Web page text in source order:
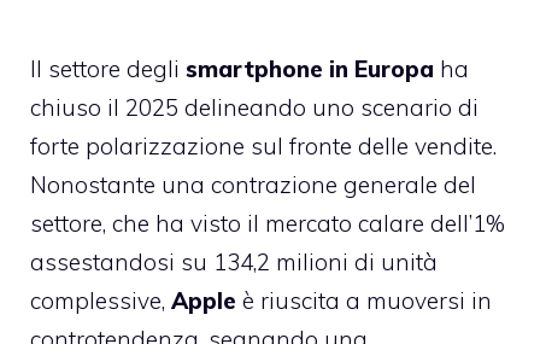
Il settore degli smartphone in Europa ha
chiuso il 2025 delineando uno scenario di
forte polarizzazione sul fronte delle vendite.
Nonostante una contrazione generale del
settore, che ha visto il mercato calare dell’1%
assestandosi su 134,2 milioni di unità
complessive, Apple è riuscita a muoversi in